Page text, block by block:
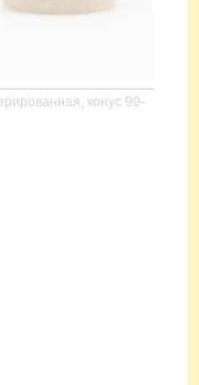
конус 90-